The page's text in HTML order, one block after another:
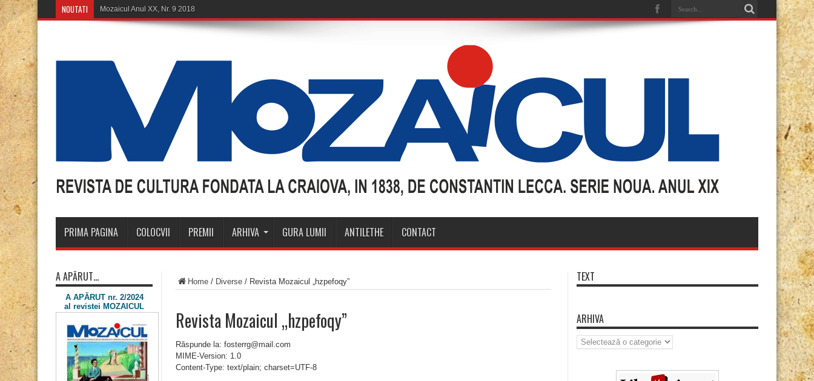
NOUTATI Mozaicul Anul XX, Nr. 9 2018
PRIMA PAGINA COLOCVII PREMII ARHIVA GURA LUMII ANTILETHE CONTACT
Home / Diverse / Revista Mozaicul „hzpefoqy”
Revista Mozaicul „hzpefoqy”
Răspunde la: fosterrg@mail.com
MIME-Version: 1.0
Content-Type: text/plain; charset=UTF-8
A APĂRUT…
A APĂRUT nr. 2/2024
al revistei MOZAICUL
TEXT
ARHIVA
Arhiva